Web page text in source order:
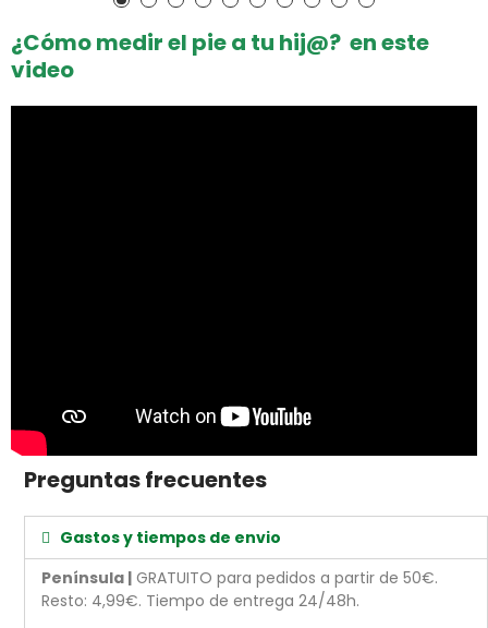
¿Cómo medir el pie a tu hij@? en este
video
Preguntas frecuentes
Gastos y tiempos de envio
Península | GRATUITO para pedidos a partir de 50€.
Resto: 4,99€. Tiempo de entrega 24/48h.